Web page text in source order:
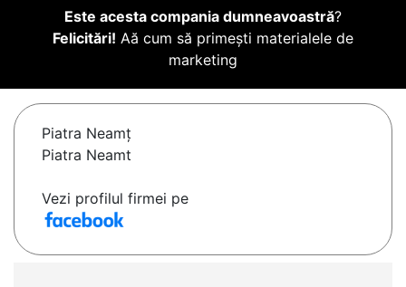
Este acesta compania dumneavoastră?
Felicitări! Aă cum să primești materialele de
marketing
Piatra Neamţ
Piatra Neamt
Vezi profilul firmei pe